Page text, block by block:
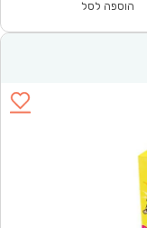
הוספה לסל